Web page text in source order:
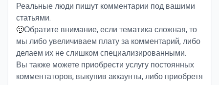
Реальные люди пишут комментарии под вашими
статьями.
🙂Обратите внимание, если тематика сложная, то
мы либо увеличиваем плату за комментарий, либо
делаем их не слишком специализированными.
Вы также можете приобрести услугу постоянных
комментаторов, выкупив аккаунты, либо приобретя